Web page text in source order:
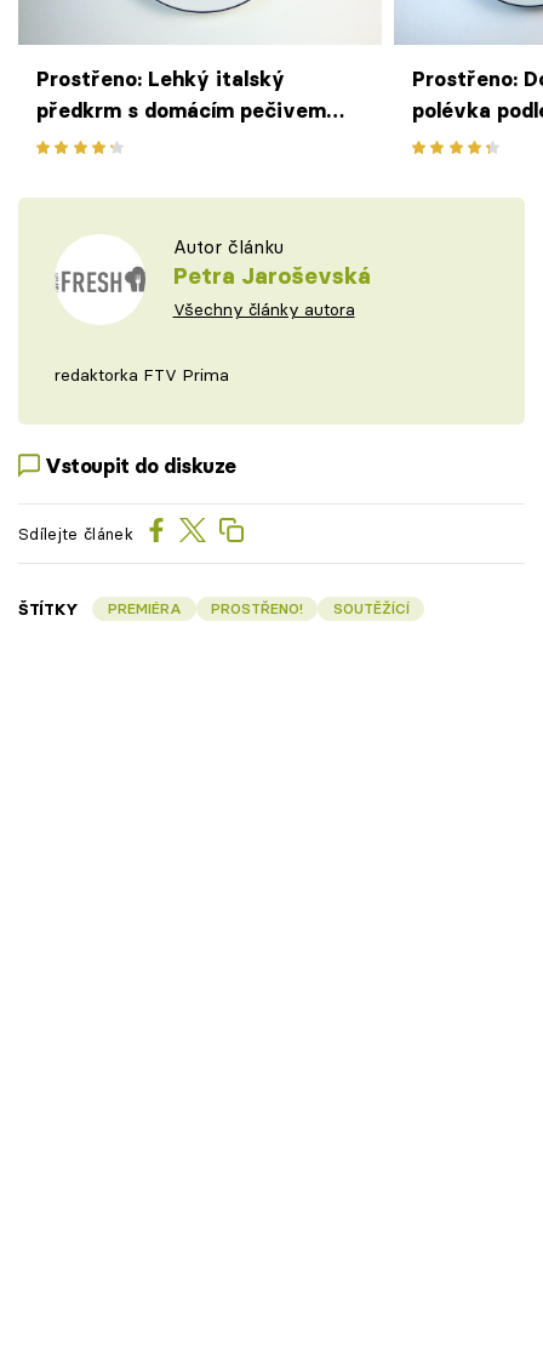
Prostřeno: Lehký italský
předkrm s domácím pečivem
podle M.
Prostřeno:
polévka
Autor článku
Petra Jaroševská
Všechny články autora
redaktorka FTV Prima
Vstoupit do diskuze
Sdílejte článek
ŠTÍTKY PREMIÉRA PROSTŘENO! SOUTĚŽÍCÍ